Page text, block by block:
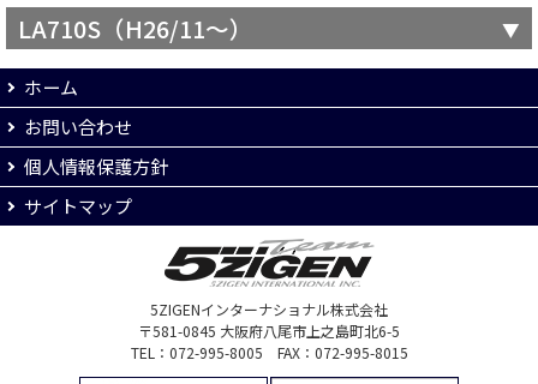
LA710S（H26/11～）
ホーム
お問い合わせ
個人情報保護方針
サイトマップ
5ZIGENインターナショナル株式会社
〒581-0845 大阪府八尾市上之島町北6-5
TEL：072-995-8005 FAX：072-995-8015